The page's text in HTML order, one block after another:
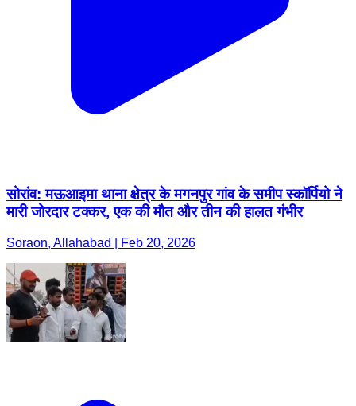
सोरांव: मऊआइमा थाना क्षेत्र के मगनपुर गांव के समीप स्कॉर्पियो ने
मारी जोरदार टक्कर, एक की मौत और तीन की हालत गंभीर
Soraon, Allahabad | Feb 20, 2026